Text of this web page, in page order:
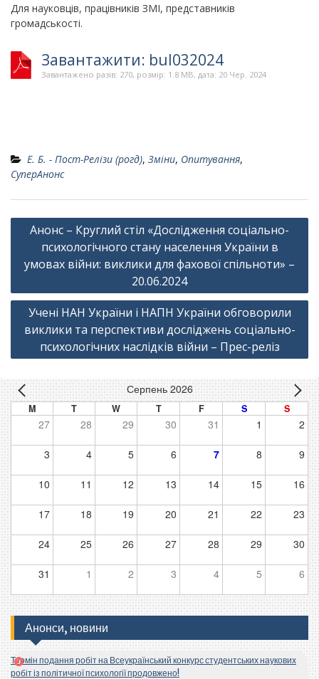
Для науковців, працівників ЗМІ, представників
громадськості.
Завантажити: bul032024
Завантажено разів: 270, розмір: 1.8 MB, дата: 20 Чер. 2024
Е. Б. - Пост-Релізи (рогд), Зміни, Опитування,
СуперАнонс
Навігація
записів
Анонс – Круглий стіл «Дослідження соціально-
психологічного стану населення України в
умовах війни: виклики для фахової спільноти» –
20.06.2024
Учені НАН України і НАПН України обговорили
виклики та перспективи досліджень соціально-
психологічних наслідків війни – Прес-реліз
Серпень 2026
M T W T F S S
27 28 29 30 31 1 2
3 4 5 6 7 8 9
10 11 12 13 14 15 16
17 18 19 20 21 22 23
24 25 26 27 28 29 30
31 1 2 3 4 5 6
Анонси, новини
Термін подання робіт на Всеукраїнський конкурс студентських наукових
робіт із політичної психології продовжено!